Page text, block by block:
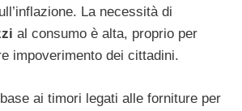
La necessità di
al consumo è alta, proprio per
impoverimento dei cittadini.
ai timori legati alle forniture per